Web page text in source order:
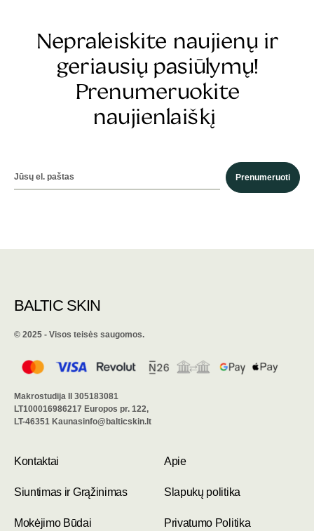
Nepraleiskite naujienų ir
geriausių pasiūlymų!
Prenumeruokite
naujienlaiškį
Prenumeruoti
BALTIC SKIN
©️ 2025 - Visos teisės saugomos.
Kontaktai Apie
Siuntimas ir Grąžinimas Slapukų politika
Mokėjimo Būdai Privatumo Politika
Makrostudija II 305183081
LT100016986217 Europos pr. 122,
LT-46351 Kaunasinfo@balticskin.lt